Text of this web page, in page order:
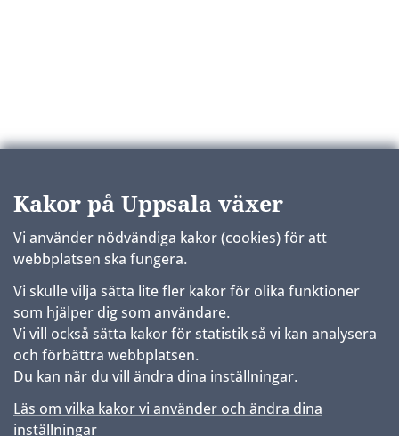
Kakor på Uppsala växer
Vi använder nödvändiga kakor (cookies) för att
webbplatsen ska fungera.
Vi skulle vilja sätta lite fler kakor för olika funktioner
som hjälper dig som användare.
Vi vill också sätta kakor för statistik så vi kan analysera
och förbättra webbplatsen.
Du kan när du vill ändra dina inställningar.
Läs om vilka kakor vi använder och ändra dina
inställningar